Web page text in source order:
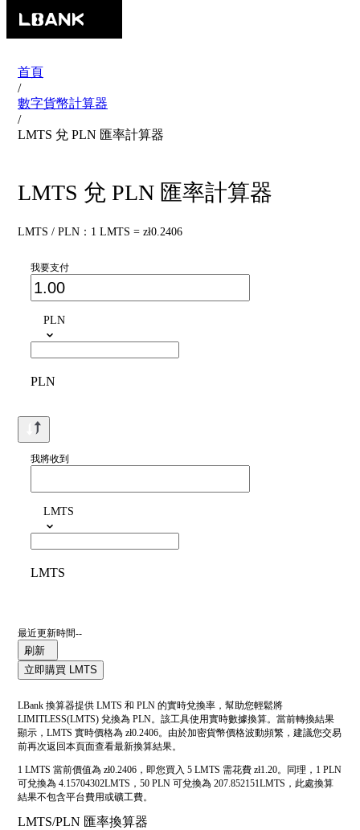
首頁
/
數字貨幣計算器
/
LMTS 兌 PLN 匯率計算器
LMTS 兌 PLN 匯率計算器
LMTS / PLN：1 LMTS = zł0.2406
我要支付
PLN
PLN
我將收到
LMTS
LMTS
最近更新時間--
刷新
立即購買 LMTS
LBank 換算器提供 LMTS 和 PLN 的實時兌換率，幫助您輕鬆將
LIMITLESS(LMTS) 兌換為 PLN。該工具使用實時數據換算。當前轉換結果
顯示，LMTS 實時價格為 zł0.2406。由於加密貨幣價格波動頻繁，建議您交易
前再次返回本頁面查看最新換算結果。
1 LMTS 當前價值為 zł0.2406，即您買入 5 LMTS 需花費 zł1.20。同理，1 PLN
可兌換為 4.15704302LMTS，50 PLN 可兌換為 207.852151LMTS，此處換算
結果不包含平台費用或礦工費。
LMTS/PLN 匯率換算器